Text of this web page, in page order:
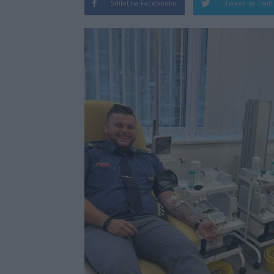
Sdílet na Facebooku Tweet na